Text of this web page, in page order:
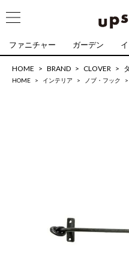
ファニチャー ガーデン
HOME BRAND CLOVER
HOME インテリア ノブ・フック